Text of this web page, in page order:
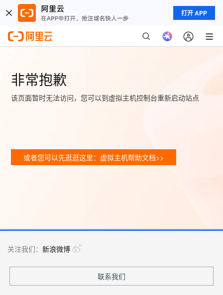
打开 APP
非常抱歉
该页面暂时无法访问，您可以到虚拟主机控制台重新启动站点
或者您可以先逛逛这里：虚拟主机帮助文档>>